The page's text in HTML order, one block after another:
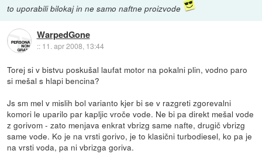
to uporabili bilokaj in ne samo naftne proizvode
WarpedGone
:: 11. apr 2008, 13:44
Torej si v bistvu poskušal laufat motor na pokalni plin, vodno paro
si mešal s hlapi bencina?
Js sm mel v mislih bol varianto kjer bi se v razgreti zgorevalni
komori le uparilo par kapljic vroče vode. Ne bi pa direkt mešal vode
z gorivom - zato menjava enkrat vbrizg same nafte, drugič vbrizg
same vode. Ko je na vrsti gorivo, je to klasični turbodiesel, ko pa je
na vrsti voda, pa ni vbrizga goriva.